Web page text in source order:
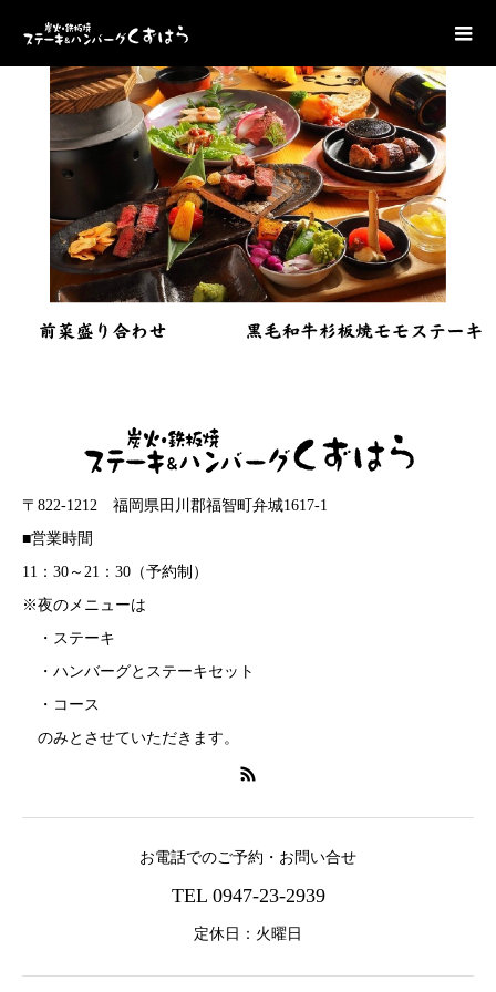
〒822-1212 福岡県田川郡福智町弁城1617-1
■営業時間
11：30～21：30（予約制）
※夜のメニューは
・ステーキ
・ハンバーグとステーキセット
・コース
のみとさせていただきます。
お電話でのご予約・お問い合せ
TEL 0947-23-2939
定休日：火曜日